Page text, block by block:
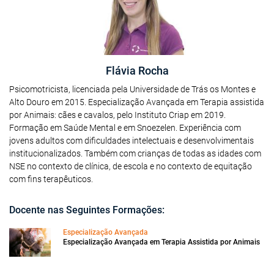
Flávia Rocha
Psicomotricista, licenciada pela Universidade de Trás os Montes e
Alto Douro em 2015. Especialização Avançada em Terapia assistida
por Animais: cães e cavalos, pelo Instituto Criap em 2019.
Formação em Saúde Mental e em Snoezelen. Experiência com
jovens adultos com dificuldades intelectuais e desenvolvimentais
institucionalizados. Também com crianças de todas as idades com
NSE no contexto de clínica, de escola e no contexto de equitação
com fins terapêuticos.
Docente nas Seguintes Formações:
Especialização Avançada
Especialização Avançada em Terapia Assistida por Animais